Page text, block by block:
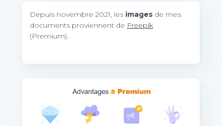
Depuis novembre 2021, les images de mes
documents proviennent de Freepik
(Premium).